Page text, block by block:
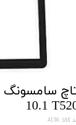
10.1
کالا: 4136